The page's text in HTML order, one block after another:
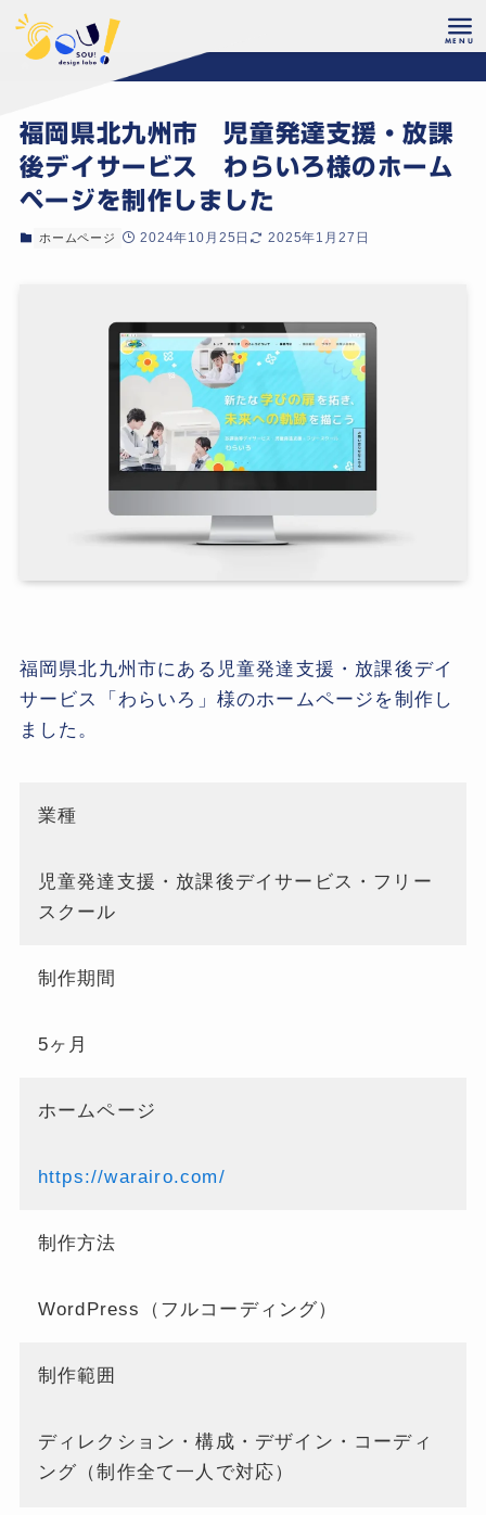
ホーム 制作実績
福岡県北九州市 児童発達支援・放課
後デイサービス わらいろ様のホーム
ページを制作しました
ホームページ 2024年10月25日 2025年1月27日
福岡県北九州市にある児童発達支援・放課後デイ
サービス「わらいろ」様のホームページを制作し
ました。
業種
児童発達支援・放課後デイサービス・フリー
スクール
制作期間
5ヶ月
ホームページ
https://warairo.com/
制作方法
WordPress（フルコーディング）
制作範囲
ディレクション・構成・デザイン・コーディ
ング（制作全て一人で対応）